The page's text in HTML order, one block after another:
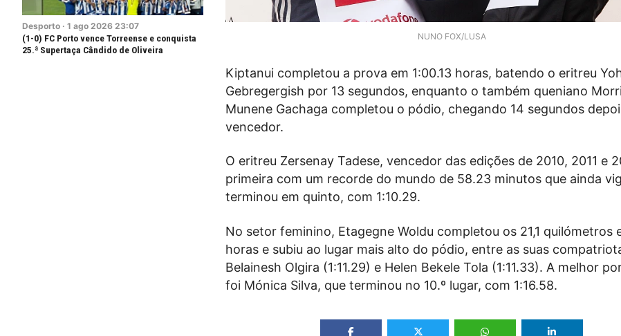
Desporto · 1 ago 2026 23:07
(1-0) FC Porto vence Torreense e conquista
25.ª Supertaça Cândido de Oliveira
NUNO FOX/LUSA
Kiptanui completou a prova em 1:00.13 horas, batendo o eritreu
Gebregergish por 13 segundos, enquanto o também queniano
Munene Gachaga completou o pódio, chegando 14 segundos
vencedor.
O eritreu Zersenay Tadese, vencedor das edições de 2010, 2011 e
primeira com um recorde do mundo de 58.23 minutos que ainda
terminou em quinto, com 1:10.29.
No setor feminino, Etagegne Woldu completou os 21,1 quilómetros
horas e subiu ao lugar mais alto do pódio, entre as suas
Belainesh Olgira (1:11.29) e Helen Bekele Tola (1:11.33). A melhor
foi Mónica Silva, que terminou no 10.º lugar, com 1:16.58.